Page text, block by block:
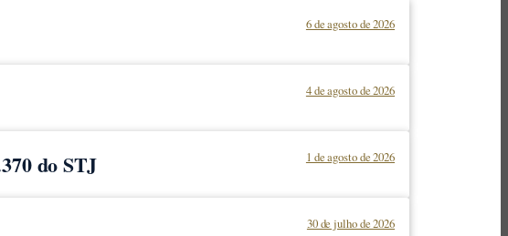
6 de agosto de 2026
4 de agosto de 2026
do STJ 1 de agosto de 2026
30 de julho de 2026